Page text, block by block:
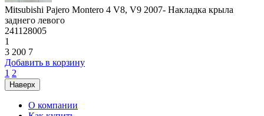
Mitsubishi Pajero Montero 4 V8, V9 2007- Накладка крыла
заднего левого
241128005
1
3 200 7
Добавить в корзину
1 2
Наверх
О компании